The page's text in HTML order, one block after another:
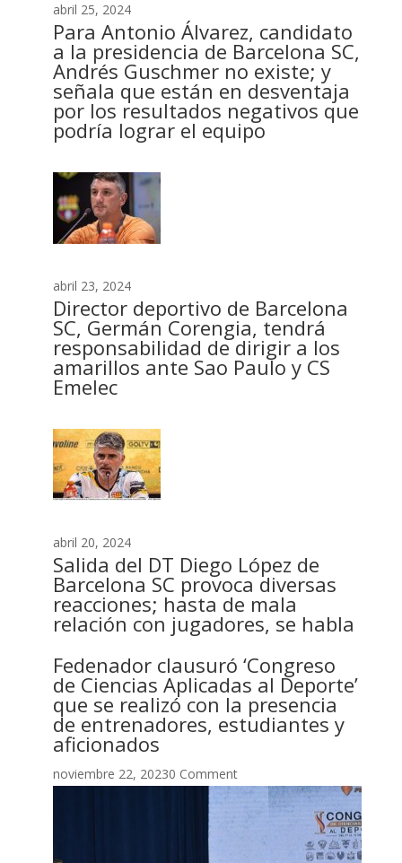
abril 25, 2024
Para Antonio Álvarez, candidato
a la presidencia de Barcelona SC,
Andrés Guschmer no existe; y
señala que están en desventaja
por los resultados negativos que
podría lograr el equipo
abril 23, 2024
Director deportivo de Barcelona
SC, Germán Corengia, tendrá
responsabilidad de dirigir a los
amarillos ante Sao Paulo y CS
Emelec
abril 20, 2024
Salida del DT Diego López de
Barcelona SC provoca diversas
reacciones; hasta de mala
relación con jugadores, se habla
Fedenador clausuró ‘Congreso
de Ciencias Aplicadas al Deporte’
que se realizó con la presencia
de entrenadores, estudiantes y
aficionados
noviembre 22, 20230 Comment